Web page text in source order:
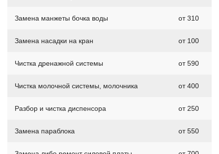
Замена манжеты бочка воды от 310
Замена насадки на кран от 100
Чистка дренажной системы от 590
Чистка молочной системы, молочника от 400
Разбор и чистка диспенсора от 250
Замена параблока от 550